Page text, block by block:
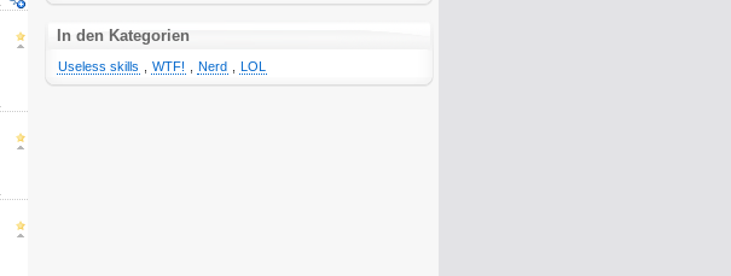
In den Kategorien
Useless skills WTF! Nerd LOL